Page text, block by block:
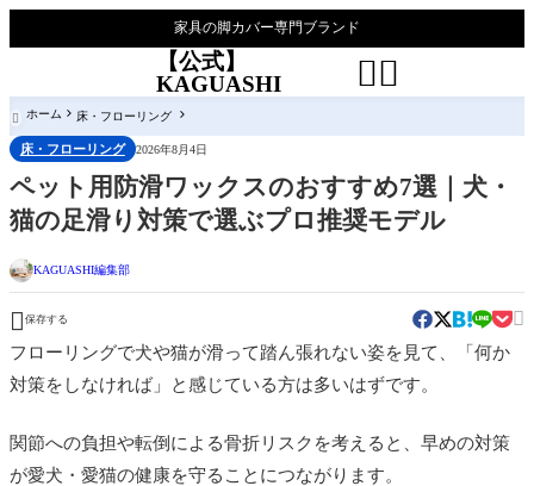
家具の脚カバー専門ブランド
【公式】
KAGUASHI

 ホーム 床・フローリング
床・フローリング 2026年8月4日
ペット用防滑ワックスのおすすめ7選｜犬・
猫の足滑り対策で選ぶプロ推奨モデル
KAGUASHI編集部
 保存する 
フローリングで犬や猫が滑って踏ん張れない姿を見て、「何か
対策をしなければ」と感じている方は多いはずです。
関節への負担や転倒による骨折リスクを考えると、早めの対策
が愛犬・愛猫の健康を守ることにつながります。